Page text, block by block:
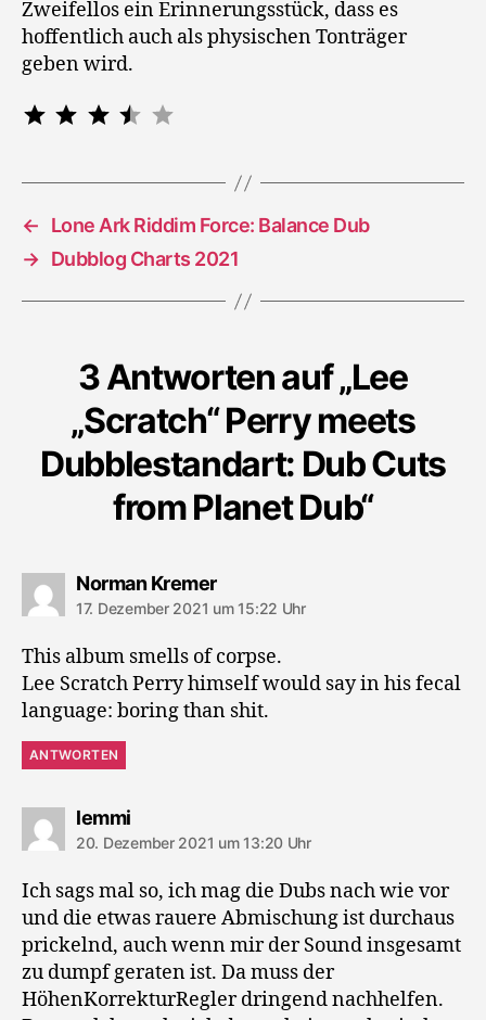
Zweifellos ein Erinnerungsstück, dass es
hoffentlich auch als physischen Tonträger
geben wird.
⭐
←
Lone Ark Riddim Force: Balance Dub
→ Dubblog Charts 2021
3 Antworten auf „Lee
„Scratch“ Perry meets
Dubblestandart: Dub Cuts
from Planet Dub“
Norman Kremersagt:
17. Dezember 2021 um 15:22 Uhr
This album smells of corpse.
Lee Scratch Perry himself would say in his fecal
language: boring than shit.
ANTWORTEN
lemmisagt:
20. Dezember 2021 um 13:20 Uhr
Ich sags mal so, ich mag die Dubs nach wie vor
und die etwas rauere Abmischung ist durchaus
prickelnd, auch wenn mir der Sound insgesamt
zu dumpf geraten ist. Da muss der
HöhenKorrekturRegler dringend nachhelfen.